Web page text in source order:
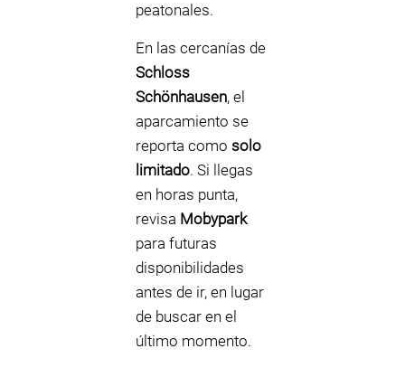
peatonales.
En las cercanías de
Schloss
Schönhausen, el
aparcamiento se
reporta como solo
limitado. Si llegas
en horas punta,
revisa Mobypark
para futuras
disponibilidades
antes de ir, en lugar
de buscar en el
último momento.